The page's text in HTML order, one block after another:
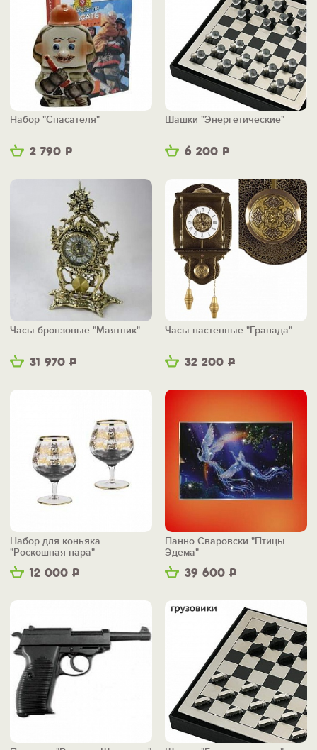
2 790 Р
Набор "Спасателя"
6 200 Р
Шашки "Энергетические"
31 970 Р
Часы бронзовые "Маятник"
32 200 Р
Часы настенные "Гранада"
12 000 Р
Набор для коньяка
"Роскошная пара"
39 600 Р
Панно Сваровски "Птицы
Эдема"